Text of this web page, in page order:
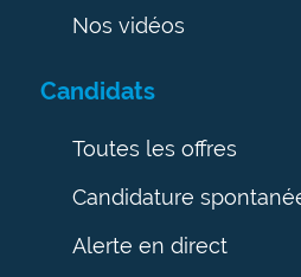
Nos vidéos
Candidats
Toutes les offres
Candidature
Alerte en direct